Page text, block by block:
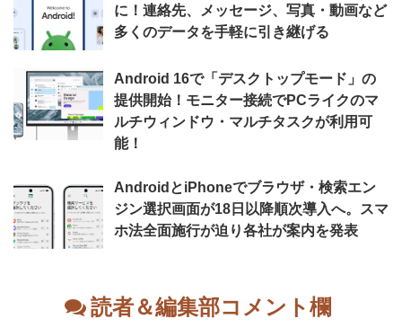
に！連絡先、メッセージ、写真・動画など
多くのデータを手軽に引き継げる
Android 16で「デスクトップモード」の
提供開始！モニター接続でPCライクのマ
ルチウィンドウ・マルチタスクが利用可
能！
AndroidとiPhoneでブラウザ・検索エン
ジン選択画面が18日以降順次導入へ。スマ
ホ法全面施行が迫り各社が案内を発表
読者＆編集部コメント欄